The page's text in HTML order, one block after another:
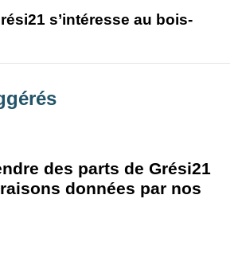
s’intéresse au bois-
des parts de Grési21
données par nos